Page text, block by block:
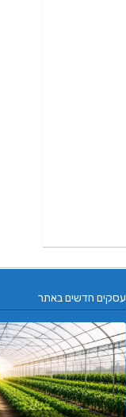
עסקים חדשים באתר